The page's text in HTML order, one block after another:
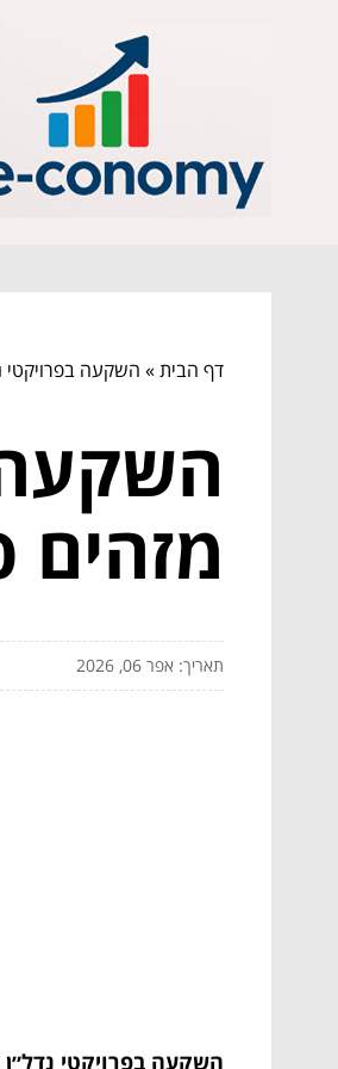
דף הבית» השקעה בפרויקטי
השקעה
מזהים
תאריך: אפר 06, 2026
השקעה בפרויקטי נדל״ן